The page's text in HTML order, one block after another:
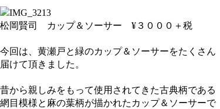
松岡賢司 カップ＆ソーサー ¥３０００＋税
今回は、黄瀬戸と緑のカップ＆ソーサーをたくさん
届けて頂きました。
昔から親しみをもって使用されてきた古典柄である
網目模様と麻の葉柄が描かれたカップ＆ソーサーで